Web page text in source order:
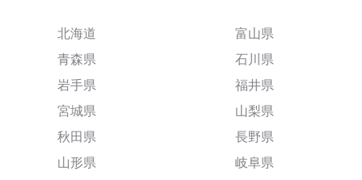
北海道
青森県
岩手県
宮城県
秋田県
山形県
富山県
石川県
福井県
山梨県
長野県
岐阜県